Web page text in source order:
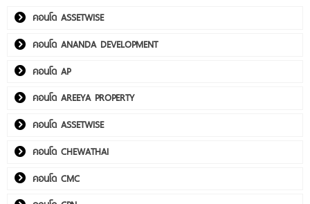
คอนโด ASSETWISE
คอนโด ANANDA DEVELOPMENT
คอนโด AP
คอนโด AREEYA PROPERTY
คอนโด ASSETWISE
คอนโด CHEWATHAI
คอนโด CMC